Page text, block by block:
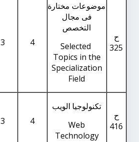
ح
325
موضوعات مختارة
فى مجال
التخصص
Selected
Topics in the
Specialization
Field
4
3
ح
416
تكنولوجيا الويب
Web
Technology
4
3